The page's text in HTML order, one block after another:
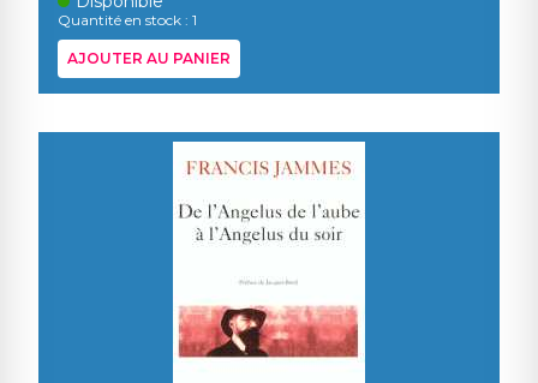
Quantité en stock : 1
AJOUTER AU PANIER